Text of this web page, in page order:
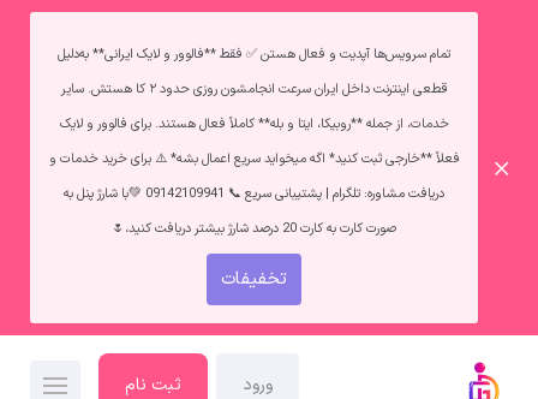
تمام سرویس‌ها آپدیت و فعال هستن ✅ فقط **فالوور و لایک ایرانی** به‌دلیل
قطعی اینترنت داخل ایران سرعت انجامشون روزی حدود ۲ کا هستش. سایر
خدمات، از جمله **روبیکا، ایتا و بله** کاملاً فعال هستند. برای فالوور و لایک
فعلاً **خارجی ثبت کنید* اگه میخواید سریع اعمال بشه* ⚠️ برای خرید خدمات و
دریافت مشاوره: تلگرام | پشتیبانی سریع 📞 09142109941 💚با شارژ پنل به
صورت کارت به کارت 20 درصد شارژ بیشتر دریافت کنید،🌷
تخفیفات
ورود ثبت نام